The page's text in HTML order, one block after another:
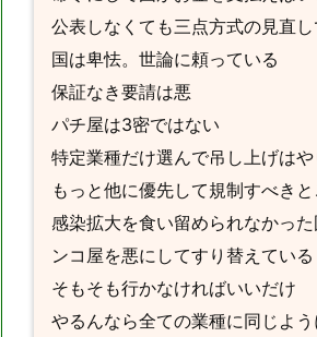
公表しなくても三点方式の見直し
国は卑怯。世論に頼っている
保証なき要請は悪
パチ屋は3密ではない
特定業種だけ選んで吊し上げは
もっと他に優先して規制すべき
感染拡大を食い留められなかっ
ンコ屋を悪にしてすり替えている
そもそも行かなければいいだけ
やるんなら全ての業種に同じよう